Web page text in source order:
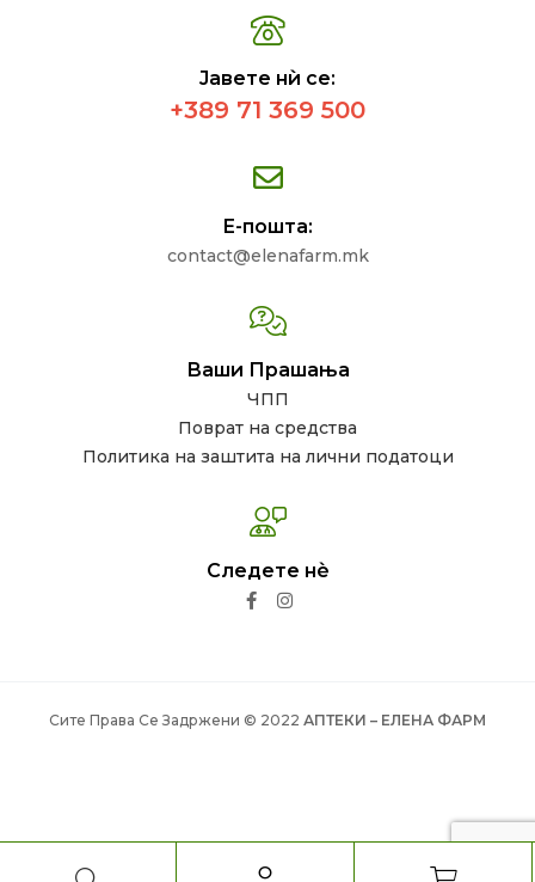
Јавете нѝ се:
+389 71 369 500
Е-пошта:
contact@elenafarm.mk
Ваши Прашања
ЧПП
Поврат на средства
Политика на заштита на лични податоци
Следете нѐ
Сите Права Се Задржени © 2022 АПТЕКИ – ЕЛЕНА ФАРМ